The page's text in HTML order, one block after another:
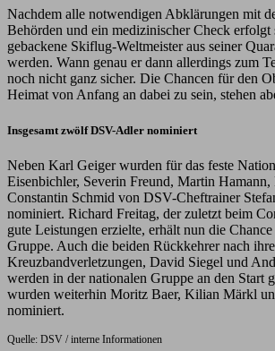
Nachdem alle notwendigen Abklärungen mit
Behörden und ein medizinischer Check
gebackene Skiflug-Weltmeister aus seiner
werden. Wann genau er dann allerdings zum
noch nicht ganz sicher. Die Chancen für den
Heimat von Anfang an dabei zu sein, stehen
Insgesamt zwölf DSV-Adler nominiert
Neben Karl Geiger wurden für das feste
Eisenbichler, Severin Freund, Martin Hamann,
Constantin Schmid von DSV-Cheftrainer
nominiert. Richard Freitag, der zuletzt beim
gute Leistungen erzielte, erhält nun die
Gruppe. Auch die beiden Rückkehrer nach
Kreuzbandverletzungen, David Siegel und
werden in der nationalen Gruppe an den Start
wurden weiterhin Moritz Baer, Kilian Märkl
nominiert.
Quelle: DSV / interne Informationen